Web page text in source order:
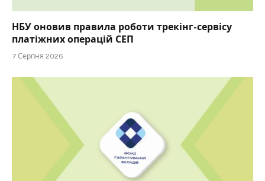
НБУ оновив правила роботи трекінг-сервісу
платіжних операцій СЕП
7 Серпня 2026